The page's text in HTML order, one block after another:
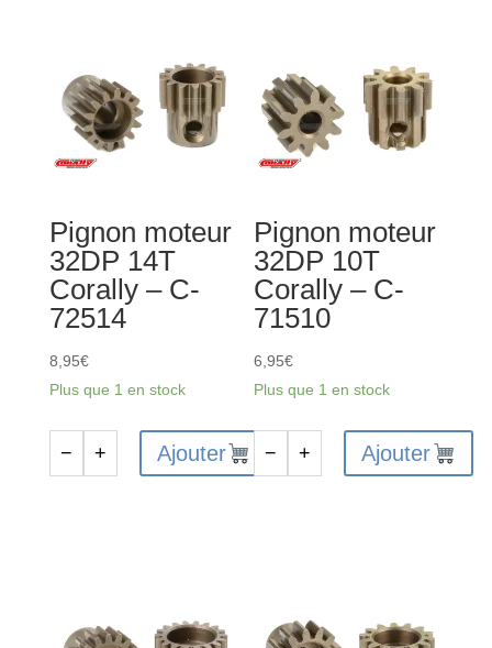
Pignon moteur
32DP 14T
Corally – C-
72514
8,95€
Plus que 1 en stock
Corally
− + Ajouter
Pignon moteur
32DP 10T
Corally – C-
71510
6,95€
Plus que 1 en stock
Corally
− + Ajouter